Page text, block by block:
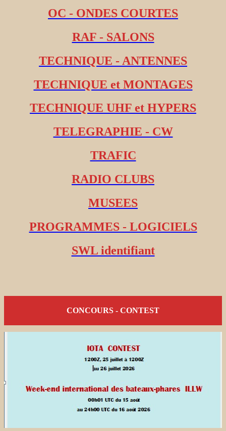
OC - ONDES COURTES
RAF - SALONS
TECHNIQUE - ANTENNES
TECHNIQUE et MONTAGES
TECHNIQUE UHF et HYPERS
TELEGRAPHIE - CW
TRAFIC
RADIO CLUBS
MUSEES
PROGRAMMES - LOGICIELS
SWL identifiant
CONCOURS - CONTEST